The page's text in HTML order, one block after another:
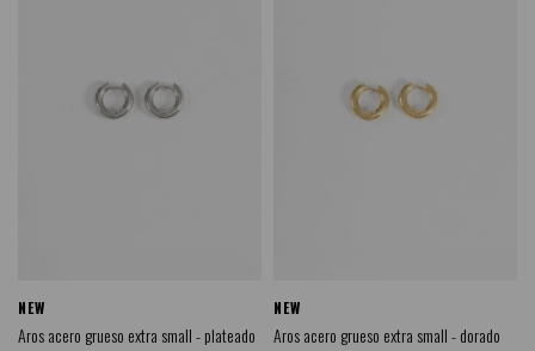
NEW
Aros acero grueso extra small - plateado
NEW
Aros acero grueso extra small - dorado